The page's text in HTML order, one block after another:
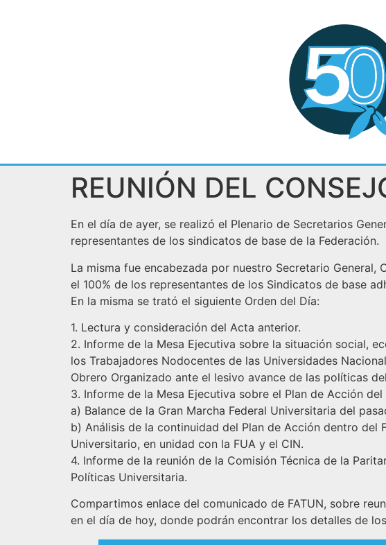
REUNIÓN DEL
En el día de ayer, se realizó el Plenario de Secretarios
representantes de los sindicatos de base de la Federación.
La misma fue encabezada por nuestro Secretario
el 100% de los representantes de los Sindicatos de base
En la misma se trató el siguiente Orden del Día:
1. Lectura y consideración del Acta anterior.
2. Informe de la Mesa Ejecutiva sobre la situación social,
los Trabajadores Nodocentes de las Universidades
Obrero Organizado ante el lesivo avance de las políticas
3. Informe de la Mesa Ejecutiva sobre el Plan de Acción
a) Balance de la Gran Marcha Federal Universitaria del
b) Análisis de la continuidad del Plan de Acción dentro del
Universitario, en unidad con la FUA y el CIN.
4. Informe de la reunión de la Comisión Técnica de la
Políticas Universitaria.
Compartimos enlace del comunicado de FATUN, sobre
en el día de hoy, donde podrán encontrar los detalles de